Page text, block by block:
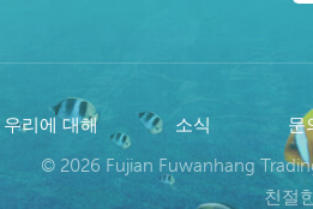
우리에 대해 소식 문
© 2026 Fujian Fuwanhang
친절